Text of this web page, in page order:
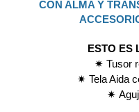
CON ALMA Y
ESTO ES
✷ Tusor
✷ Tela Aida
✷